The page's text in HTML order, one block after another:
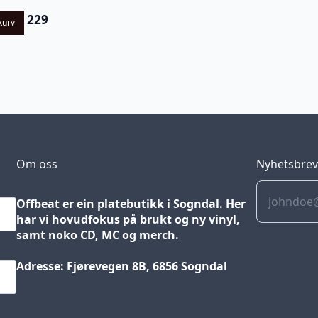
229
Om oss
Offbeat er ein platebutikk i Sogndal. Her
har vi hovudfokus på brukt og ny vinyl,
samt noko CD, MC og merch.
Adresse: Fjørevegen 8B, 6856 Sogndal
Blog
Nyhetsbrev